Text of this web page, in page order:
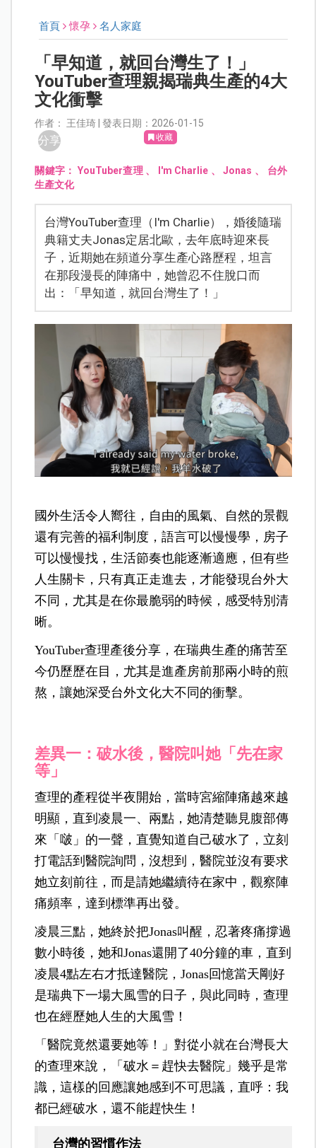
首頁 懷孕 名人家庭
「早知道，就回台灣生了！」
YouTuber查理親揭瑞典生產的4大
文化衝擊
作者： 王佳琦 | 發表日期：2026-01-15
分享 收藏
關鍵字： YouTuber查理 、 I'm Charlie 、Jonas 、 台外
生產文化
台灣YouTuber查理（I'm Charlie），婚後隨瑞
典籍丈夫Jonas定居北歐，去年底時迎來長
子，近期她在頻道分享生產心路歷程，坦言
在那段漫長的陣痛中，她曾忍不住脫口而
出：「早知道，就回台灣生了！」
國外生活令人嚮往，自由的風氣、自然的景觀
還有完善的福利制度，語言可以慢慢學，房子
可以慢慢找，生活節奏也能逐漸適應，但有些
人生關卡，只有真正走進去，才能發現台外大
不同，尤其是在你最脆弱的時候，感受特別清
晰。
YouTuber查理產後分享，在瑞典生產的痛苦至
今仍歷歷在目，尤其是進產房前那兩小時的煎
熬，讓她深受台外文化大不同的衝擊。
差異一：破水後，醫院叫她「先在家
等」
查理的產程從半夜開始，當時宮縮陣痛越來越
明顯，直到凌晨一、兩點，她清楚聽見腹部傳
來「啵」的一聲，直覺知道自己破水了，立刻
打電話到醫院詢問，沒想到，醫院並沒有要求
她立刻前往，而是請她繼續待在家中，觀察陣
痛頻率，達到標準再出發。
凌晨三點，她終於把Jonas叫醒，忍著疼痛撐過
數小時後，她和Jonas還開了40分鐘的車，直到
凌晨4點左右才抵達醫院，Jonas回憶當天剛好
是瑞典下一場大風雪的日子，與此同時，查理
也在經歷她人生的大風雪！
「醫院竟然還要她等！」對從小就在台灣長大
的查理來說，「破水＝趕快去醫院」幾乎是常
識，這樣的回應讓她感到不可思議，直呼：我
都已經破水，還不能趕快生！
台灣的習慣作法